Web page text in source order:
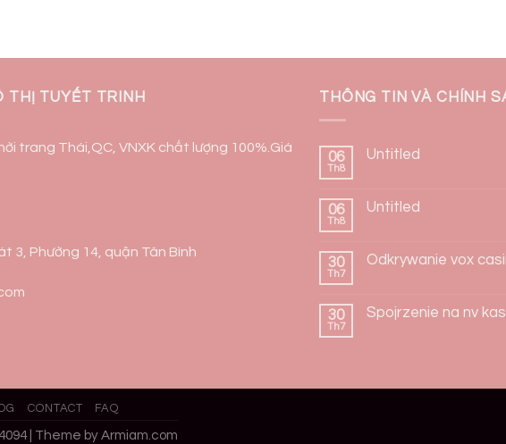
THỊ TUYẾT TRINH
trang Thái,QC, VNXK chất lượng 100%.Giá
3, Phường 14, quận Tân Bình
THÔNG TIN VÀ CHÍNH
06
Th8
Untitled
06
Th8
Untitled
30
Th7
Odkrywanie vox
30
Th7
Spojrzenie na nv
CONTACT FAQ
| Theme by Armiam.com